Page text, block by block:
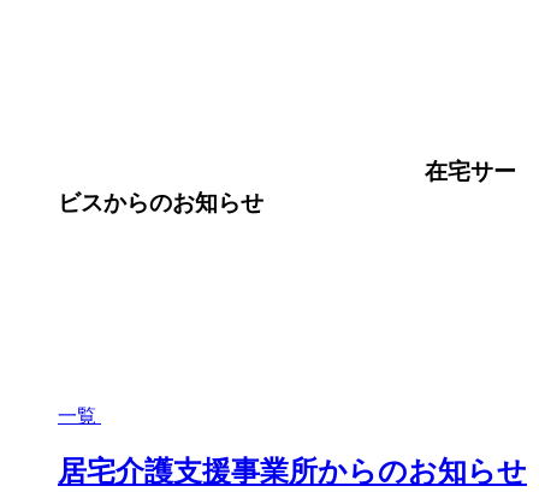
在宅サー
ビスからのお知らせ
一覧
居宅介護支援事業所からのお知らせ